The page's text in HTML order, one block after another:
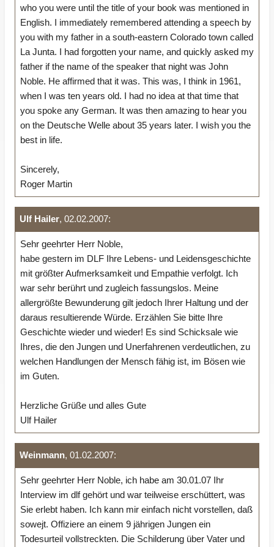
who you were until the title of your book was mentioned in
English. I immediately remembered attending a speech by
you with my father in a south-eastern Colorado town called
La Junta. I had forgotten your name, and quickly asked my
father if the name of the speaker that night was John
Noble. He affirmed that it was. This was, I think in 1961,
when I was ten years old. I had no idea at that time that
you spoke any German. It was then amazing to hear you
on the Deutsche Welle about 35 years later. I wish you the
best in life.
Sincerely,
Roger Martin
Ulf Hailer, 02.02.2007:
Sehr geehrter Herr Noble,
habe gestern im DLF Ihre Lebens- und Leidensgeschichte
mit größter Aufmerksamkeit und Empathie verfolgt. Ich
war sehr berührt und zugleich fassungslos. Meine
allergrößte Bewunderung gilt jedoch Ihrer Haltung und der
daraus resultierende Würde. Erzählen Sie bitte Ihre
Geschichte wieder und wieder! Es sind Schicksale wie
Ihres, die den Jungen und Unerfahrenen verdeutlichen, zu
welchen Handlungen der Mensch fähig ist, im Bösen wie
im Guten.
Herzliche Grüße und alles Gute
Ulf Hailer
Weinmann, 01.02.2007:
Sehr geehrter Herr Noble, ich habe am 30.01.07 Ihr
Interview im dlf gehört und war teilweise erschüttert, was
Sie erlebt haben. Ich kann mir einfach nicht vorstellen, daß
sowejt. Offiziere an einem 9 jährigen Jungen ein
Todesurteil vollstreckten. Die Schilderung über Vater und